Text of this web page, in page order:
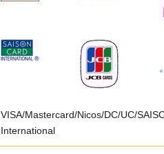
VISA/Mastercard/Nicos/DC/UC/
International